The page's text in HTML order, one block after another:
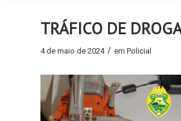
TRÁFICO DE
4 de maio de 2024 / em Policial